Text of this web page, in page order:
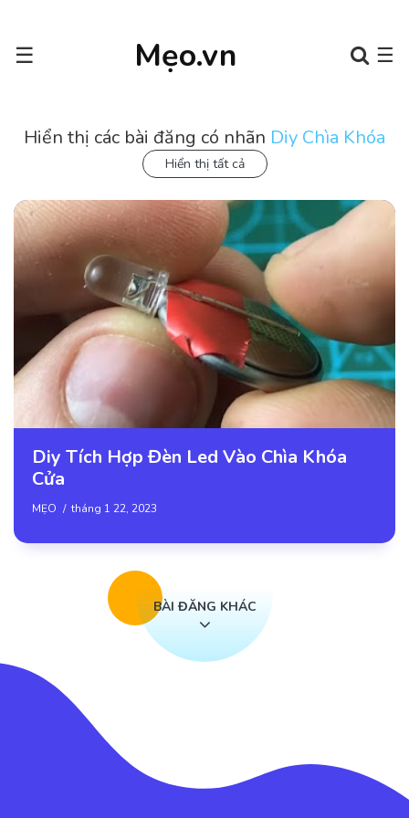
Mẹo.vn
☰ ☰
Hiển thị các bài đăng có nhãn Diy Chìa Khóa
Hiển thị tất cả
Diy Tích Hợp Đèn Led Vào Chìa Khóa
Cửa
MẸO tháng 1 22, 2023
BÀI ĐĂNG KHÁC